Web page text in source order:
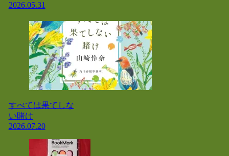
2026.05.31
すべては果てしな
い賭け
2026.07.20